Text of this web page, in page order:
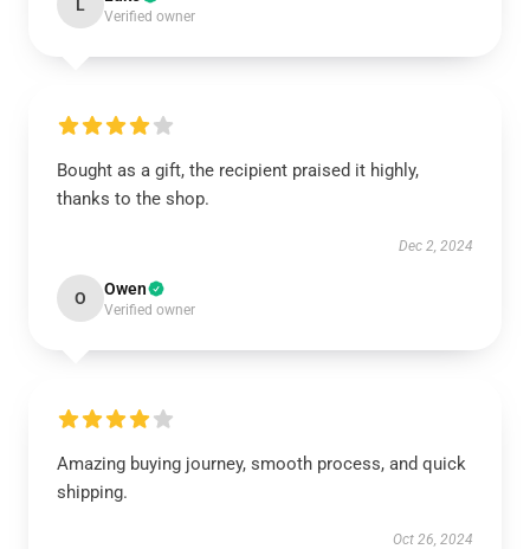
L
Verified owner
Bought as a gift, the recipient praised it highly,
thanks to the shop.
Dec 2, 2024
O Owen
Verified owner
Amazing buying journey, smooth process, and quick
shipping.
Oct 26, 2024